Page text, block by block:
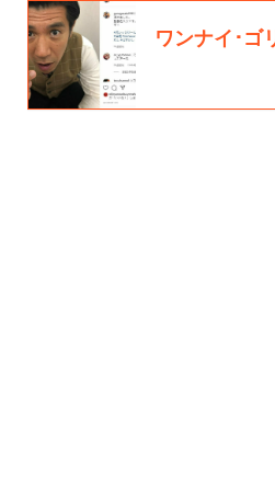
ワンナイ･ゴ